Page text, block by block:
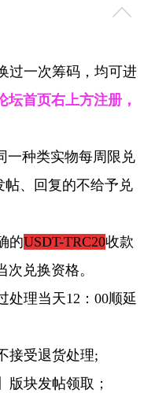
过一次筹码 ，均可进
坛首页右上方注册，
一种类实物每周限兑
帖、回复的不给予兑
的USDT-TRC20收款
次兑换资格。
处理当天12：00顺延
接受退货处理;
版块发帖领取；